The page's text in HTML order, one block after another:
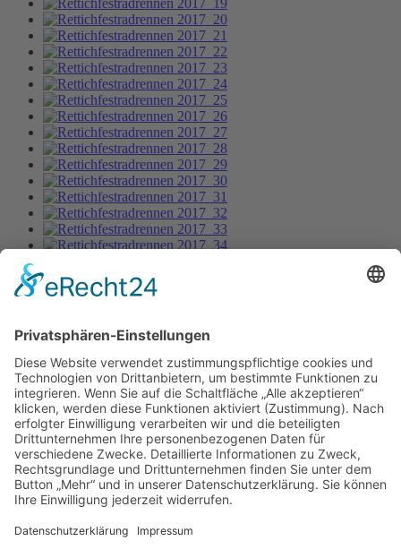
Rettichfestradrennen 2017_8
Bild-Informationen
Aktuelle Seite:
Bildergalerie